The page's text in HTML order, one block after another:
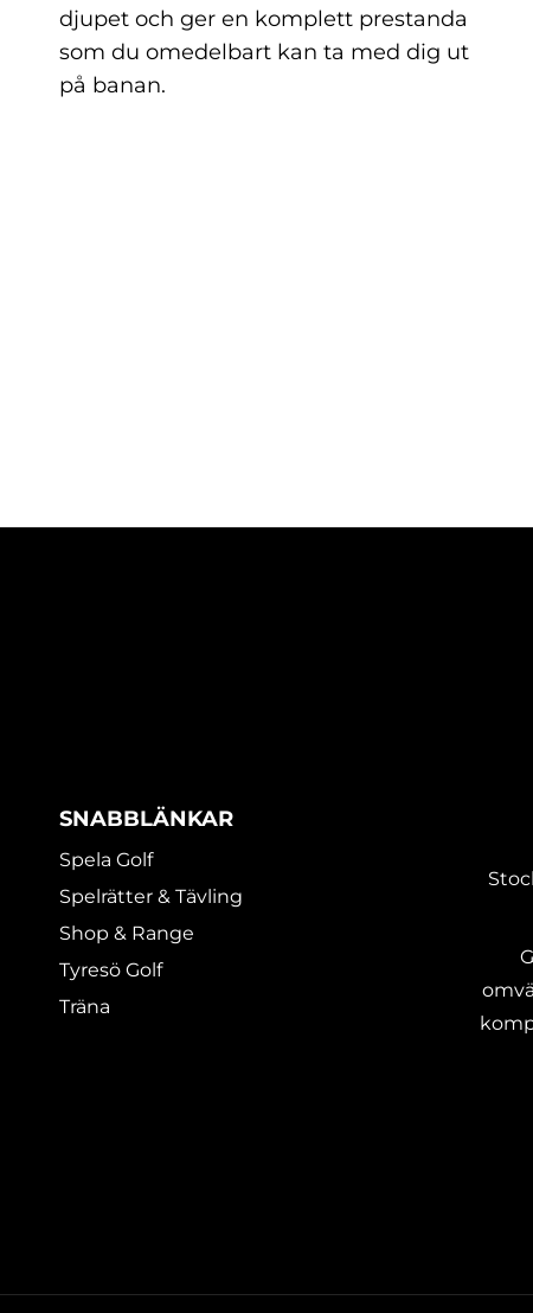
djupet och ger en komplett prestanda
som du omedelbart kan ta med dig ut
på banan.
SNABBLÄNKAR
Spela Golf
Spelrätter & Tävling
Shop & Range
Tyresö Golf
Träna